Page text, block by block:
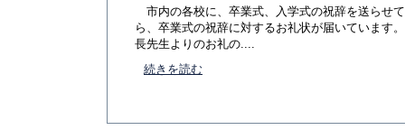
市内の各校に、卒業式、入学式の祝辞を送らせ
ら、卒業式の祝辞に対するお礼状が届いています
長先生よりのお礼の....
続きを読む